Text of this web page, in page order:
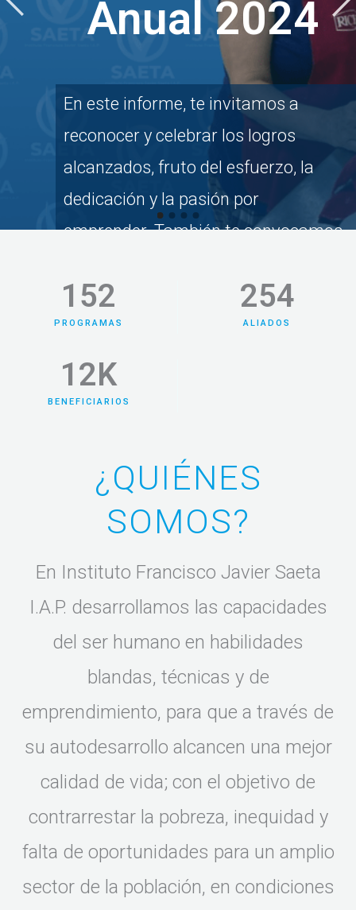
Anual 2024
En este informe, te invitamos a
reconocer y celebrar los logros
alcanzados, fruto del esfuerzo, la
dedicación y la pasión por
emprender. También te convocamos
oportunidades, inspirando a más
personas a creer en sus proyectos y
a construir un futuro más justo,
digno y sostenible.
PROGRAMAS
152
ALIADOS
254
BENEFICIARIOS
12K
¿QUIÉNES
SOMOS?
En Instituto Francisco Javier Saeta
I.A.P. desarrollamos las capacidades
del ser humano en habilidades
blandas, técnicas y de
emprendimiento, para que a través de
su autodesarrollo alcancen una mejor
calidad de vida; con el objetivo de
contrarrestar la pobreza, inequidad y
falta de oportunidades para un amplio
sector de la población, en condiciones